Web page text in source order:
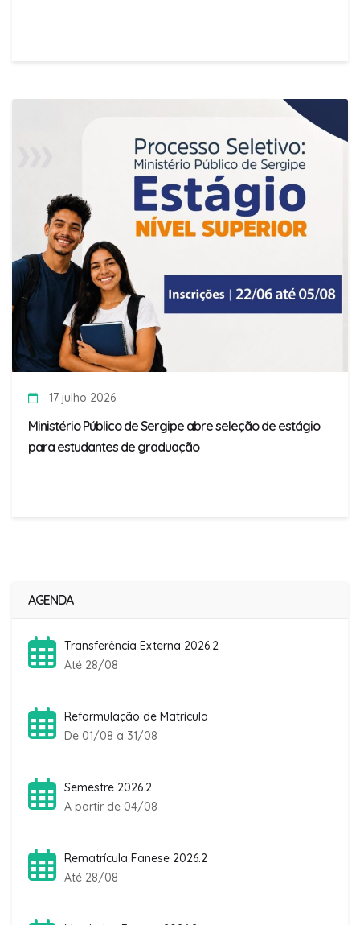
17 julho 2026
Ministério Público de Sergipe abre seleção de estágio
para estudantes de graduação
AGENDA
Transferência Externa 2026.2
Até 28/08
Reformulação de Matrícula
De 01/08 a 31/08
Semestre 2026.2
A partir de 04/08
Rematrícula Fanese 2026.2
Até 28/08